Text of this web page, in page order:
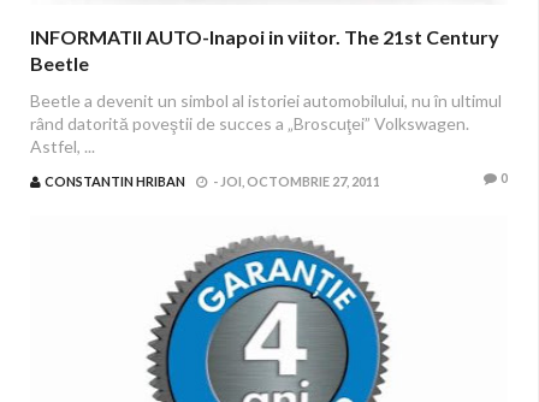
INFORMATII AUTO-Inapoi in viitor. The 21st Century
Beetle
Beetle a devenit un simbol al istoriei automobilului, nu în ultimul
rând datorită poveştii de succes a „Broscuţei” Volkswagen.
Astfel, ...
CONSTANTIN HRIBAN - JOI, OCTOMBRIE 27, 2011 0